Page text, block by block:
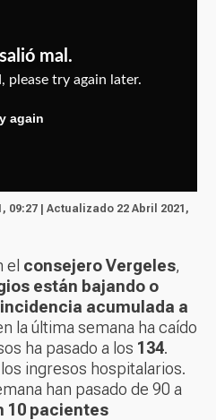
09:27 | Actualizado 22 Abril 2021,
el consejero Vergeles,
están bajando o
acumulada a
la última semana ha caído
ha pasado a los 134.
ingresos hospitalarios.
han pasado de 90 a
10 pacientes